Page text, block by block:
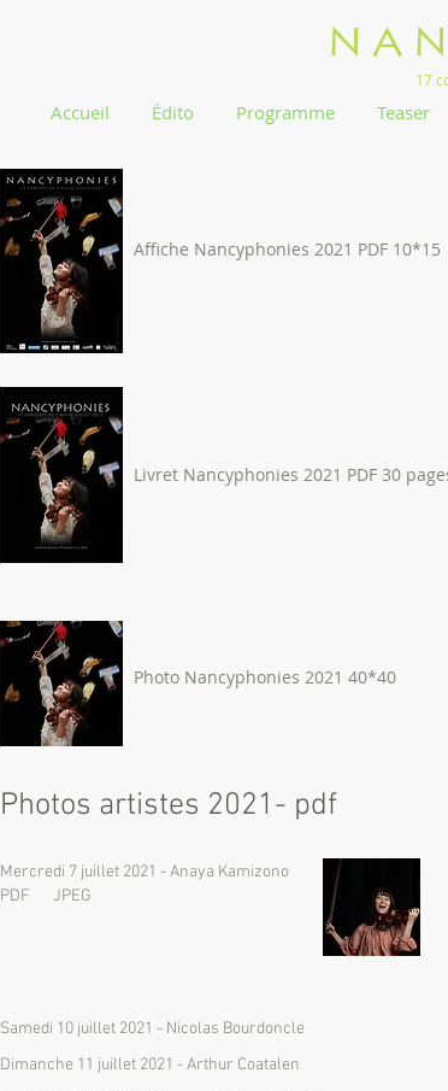
17
Accueil Édito Programme Teaser
Affiche Nancyphonies 2021 PDF 10*15
Livret Nancyphonies 2021 PDF 30
Photo Nancyphonies 2021 40*40
Photos artistes 2021- pdf
Mercredi 7 juillet 2021 - Anaya Kamizono
PDF
JPEG
Samedi 10 juillet 2021 - Nicolas Bourdoncle
Dimanche 11 juillet 2021 - Arthur Coatalen